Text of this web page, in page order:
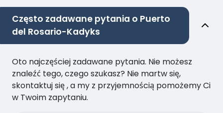
Często zadawane pytania o Puerto
del Rosario-Kadyks
Oto najczęściej zadawane pytania. Nie możesz
znaleźć tego, czego szukasz? Nie martw się,
skontaktuj się , a my z przyjemnością pomożemy Ci
w Twoim zapytaniu.